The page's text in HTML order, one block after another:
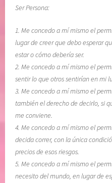
Ser Persona:
1. Me concedo a mí mismo el
lugar de creer que debo esperar
estar o cómo debería ser.
2. Me concedo a mí mismo el
sentir lo que otros sentirían en mi
3. Me concedo a mí mismo el
también el derecho de decirlo, si
me conviene.
4. Me concedo a mí mismo el
decida correr, con la única
precios de esos riesgos.
5. Me concedo a mí mismo el
necesito del mundo, en lugar de